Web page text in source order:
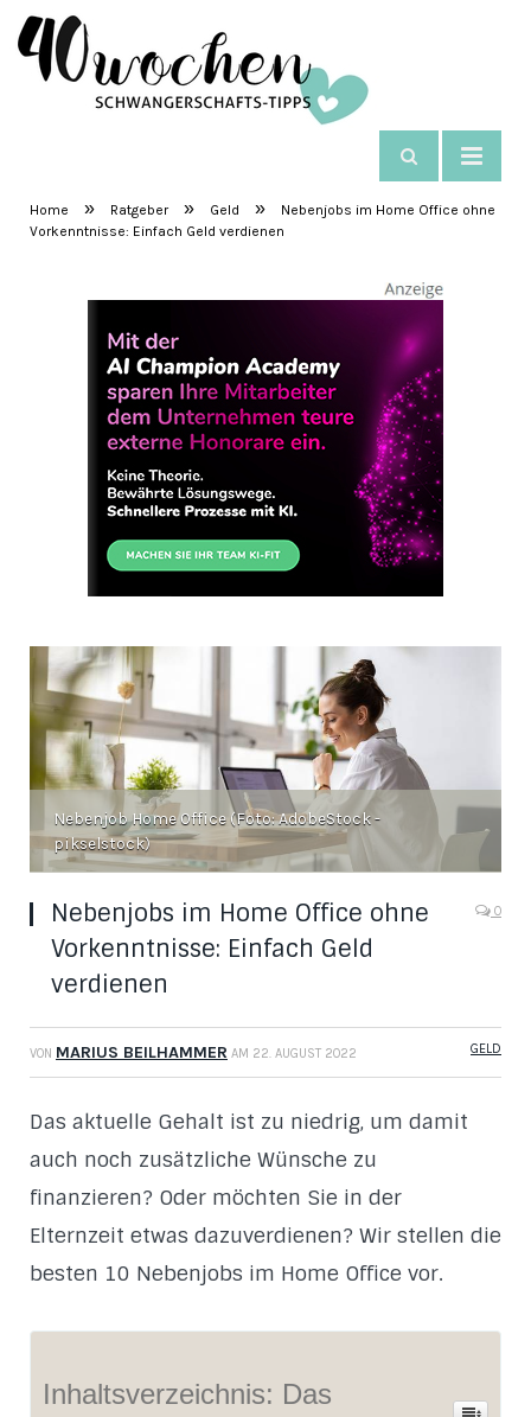
SchwangerschaftsTipps
Home » Ratgeber » Geld »
Nebenjobs im Home Office ohne
Vorkenntnisse: Einfach Geld verdienen
Nebenjob Home Office (Foto: AdobeStock -
pikselstock)
Nebenjobs im Home Office ohne
Vorkenntnisse: Einfach Geld
verdienen
0
VON MARIUS BEILHAMMER AM 22. AUGUST 2022 GELD
Das aktuelle Gehalt ist zu niedrig, um damit
auch noch zusätzliche Wünsche zu
finanzieren? Oder möchten Sie in der
Elternzeit etwas dazuverdienen? Wir stellen die
besten 10 Nebenjobs im Home Office vor.
Inhaltsverzeichnis: Das